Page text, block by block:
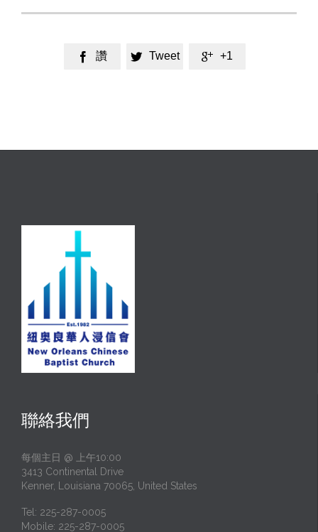
 讚  Tweet  +1
聯絡我們
每個主日 @ 上午10:00
3413 Continental Drive
Kenner, Louisiana 70065, United States
Tel: 225-287-0005
Mobile: 225-287-0005